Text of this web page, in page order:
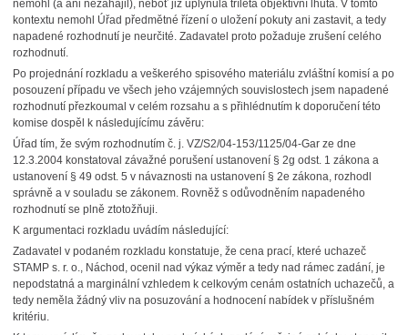
nemohl (a ani nezahájil), neboť již uplynula tříletá objektivní lhůta. V tomto
kontextu nemohl Úřad předmětné řízení o uložení pokuty ani zastavit, a tedy
napadené rozhodnutí je neurčité. Zadavatel proto požaduje zrušení celého
rozhodnutí.
Po projednání rozkladu a veškerého spisového materiálu zvláštní komisí a po
posouzení případu ve všech jeho vzájemných souvislostech jsem napadené
rozhodnutí přezkoumal v celém rozsahu a s přihlédnutím k doporučení této
komise dospěl k následujícímu závěru:
Úřad tím, že svým rozhodnutím č. j. VZ/S2/04-153/1125/04-Gar ze dne
12.3.2004 konstatoval závažné porušení ustanovení § 2g odst. 1 zákona a
ustanovení § 49 odst. 5 v návaznosti na ustanovení § 2e zákona, rozhodl
správně a v souladu se zákonem. Rovněž s odůvodněním napadeného
rozhodnutí se plně ztotožňuji.
K argumentaci rozkladu uvádím následující:
Zadavatel v podaném rozkladu konstatuje, že cena prací, které uchazeč
STAMP s. r. o., Náchod, ocenil nad výkaz výměr a tedy nad rámec zadání, je
nepodstatná a marginální vzhledem k celkovým cenám ostatních uchazečů, a
tedy neměla žádný vliv na posuzování a hodnocení nabídek v příslušném
kritériu.